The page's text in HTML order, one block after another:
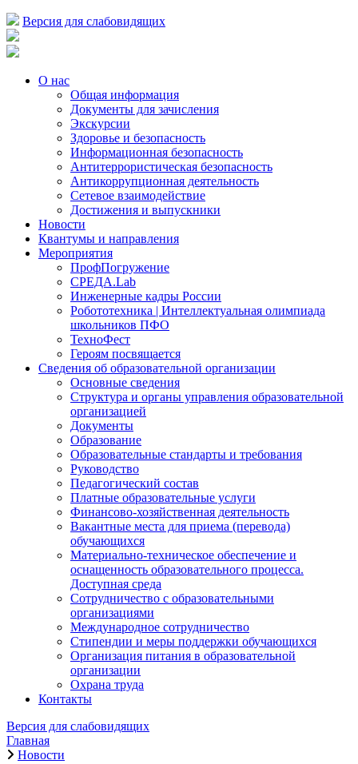
Версия для слабовидящих
О нас
Общая информация
Документы для зачисления
Экскурсии
Здоровье и безопасность
Информационная безопасность
Антитеррористическая безопасность
Антикоррупционная деятельность
Сетевое взаимодействие
Достижения и выпускники
Новости
Квантумы и направления
Мероприятия
ПрофПогружение
СРЕДА.Lab
Инженерные кадры России
Робототехника | Интеллектуальная олимпиада
школьников ПФО
ТехноФест
Героям посвящается
Сведения об образовательной организации
Основные сведения
Структура и органы управления образовательной
организацией
Документы
Образование
Образовательные стандарты и требования
Руководство
Педагогический состав
Платные образовательные услуги
Финансово-хозяйственная деятельность
Вакантные места для приема (перевода)
обучающихся
Материально-техническое обеспечение и
оснащенность образовательного процесса.
Доступная среда
Сотрудничество с образовательными
организациями
Международное сотрудничество
Стипендии и меры поддержки обучающихся
Организация питания в образовательной
организации
Охрана труда
Контакты
Версия для слабовидящих
Главная
Новости